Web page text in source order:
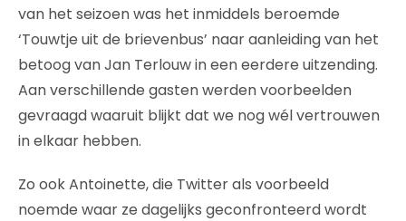
van het seizoen was het inmiddels beroemde
‘Touwtje uit de brievenbus’ naar aanleiding van het
betoog van Jan Terlouw in een eerdere uitzending.
Aan verschillende gasten werden voorbeelden
gevraagd waaruit blijkt dat we nog wél vertrouwen
in elkaar hebben.
Zo ook Antoinette, die Twitter als voorbeeld
noemde waar ze dagelijks geconfronteerd wordt